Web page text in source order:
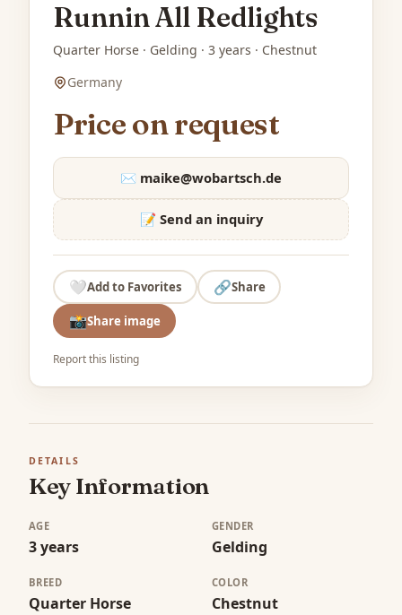
Runnin All Redlights
Quarter Horse · Gelding · 3 years · Chestnut
Germany
Price on request
✉️ maike@wobartsch.de
📝 Send an inquiry
🤍Add to Favorites 🔗Share
📸Share image
Report this listing
DETAILS
Key Information
AGE
3 years
GENDER
Gelding
BREED
Quarter Horse
COLOR
Chestnut